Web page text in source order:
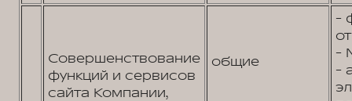
Совершенствование
функций и сервисов
сайта Компании,
общие
-
-
-